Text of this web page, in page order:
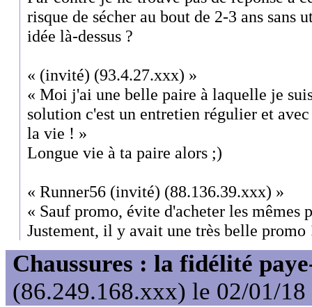
risque de sécher au bout de 2-3 ans sans
idée là-dessus ?
« (invité) (93.4.27.xxx) »
« Moi j'ai une belle paire à laquelle je
solution c'est un entretien régulier et
la vie ! »
Longue vie à ta paire alors ;)
« Runner56 (invité) (88.136.39.xxx) »
« Sauf promo, évite d'acheter les mêmes
Justement, il y avait une très belle promo
Chaussures : la fidélité
(86.249.168.xxx) le 02/01/18